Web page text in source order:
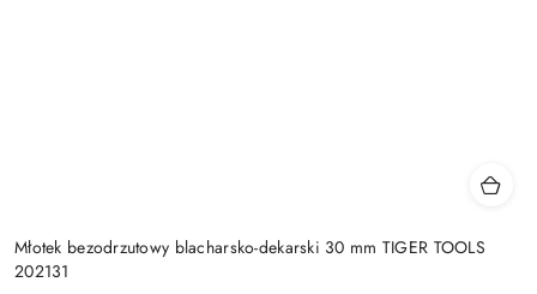
Młotek bezodrzutowy blacharsko-dekarski 30 mm TIGER TOOLS
202131